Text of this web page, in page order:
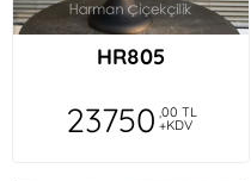
HR805
23750 ,00 TL
+KDV